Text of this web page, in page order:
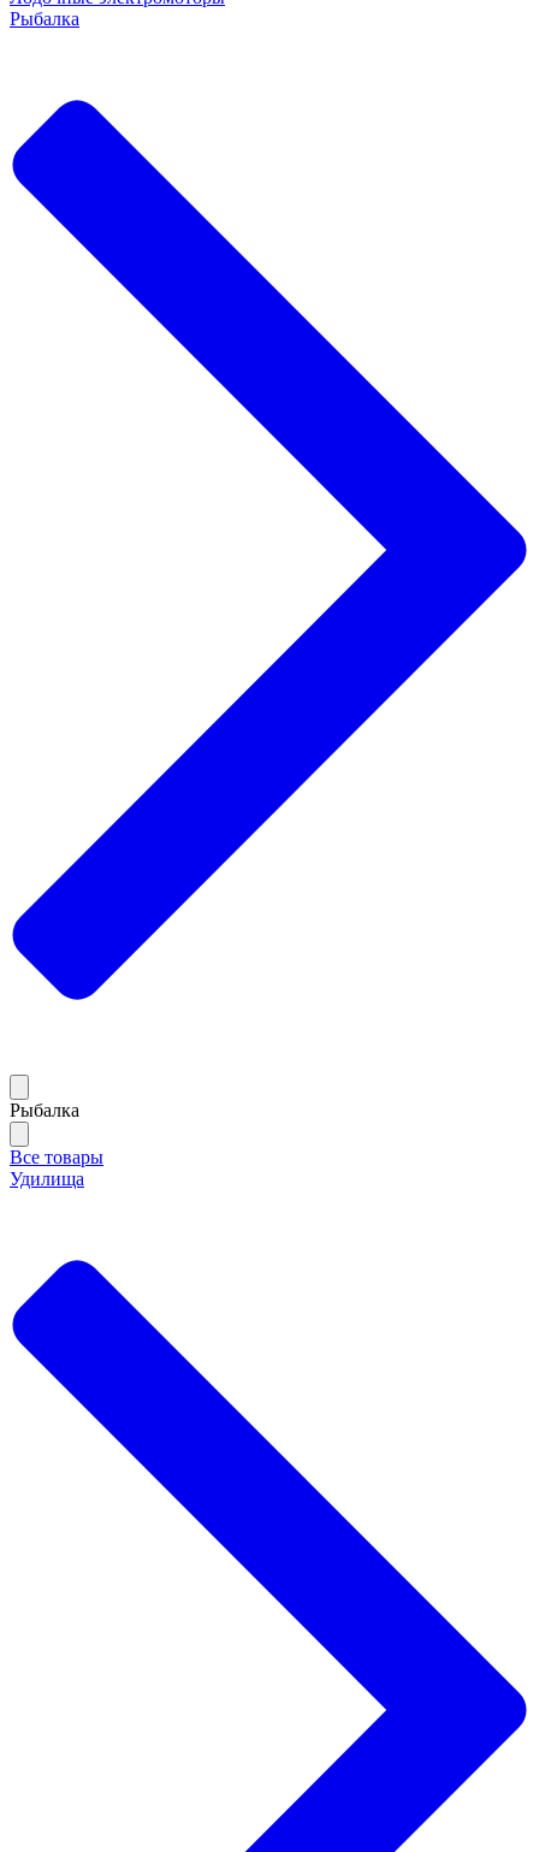
Рыбалка
Рыбалка
Все товары
Удилища